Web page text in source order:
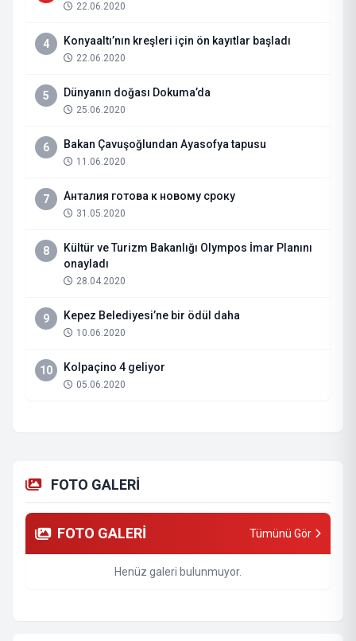
22.06.2020
4 Konyaaltı’nın kreşleri için ön kayıtlar başladı
22.06.2020
5 Dünyanın doğası Dokuma’da
25.06.2020
6 Bakan Çavuşoğlundan Ayasofya tapusu
11.06.2020
7 Анталия готова к новому сроку
31.05.2020
8
Kültür ve Turizm Bakanlığı Olympos İmar Planını
onayladı
28.04.2020
9 Kepez Belediyesi’ne bir ödül daha
10.06.2020
10 Kolpaçino 4 geliyor
05.06.2020
FOTO GALERİ
FOTO GALERİ Tümünü Gör
Henüz galeri bulunmuyor.